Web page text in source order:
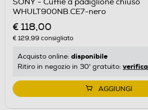
WHULT900NB.CE7-nero
€ 118,00
€ 129,99 consigliato
Acquisto online: disponibile
Ritiro in negozio in 30' gratuito: verifica
AGGIUNGI